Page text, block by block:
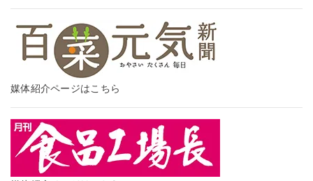
媒体紹介ページはこちら